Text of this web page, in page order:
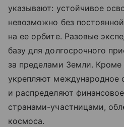
указывают: устойчивое
невозможно без
на ее орбите. Разовые
базу для долгосрочного
за пределами Земли. Кроме
укрепляют международное
и распределяют
странами-участницами,
космоса.